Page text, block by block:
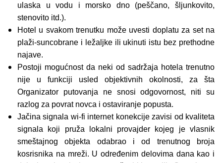
ulaska u vodu i morsko dno (peščano, šljunkovito,
stenovito itd.).
Hotel u svakom trenutku može uvesti doplatu za set na
plaži-suncobrane i ležaljke ili ukinuti istu bez prethodne
najave.
Postoji mogućnost da neki od sadržaja hotela trenutno
nije u funkciji usled objektivnih okolnosti, za šta
Organizator putovanja ne snosi odgovornost, niti su
razlog za povrat novca i ostaviranje popusta.
Jačina signala wi-fi internet konekcije zavisi od kvaliteta
signala koji pruža lokalni provajder kojeg je vlasnik
smeštajnog objekta odabrao i od trenutnog broja
kosrisnika na mreži. U određenim delovima dana kao i